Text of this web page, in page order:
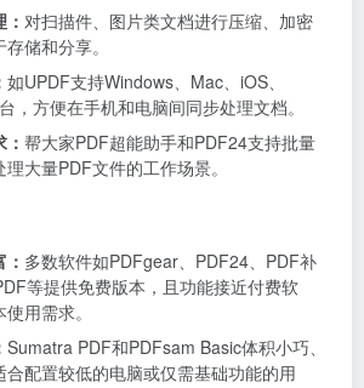
对扫描件、图片类文档进行压缩、加密
储和分享。
如UPDF支持Windows、Mac、iOS、
，方便在手机和电脑间同步处理文档。
帮大家PDF超能助手和PDF24支持批量
大量PDF文件的工作场景。
多数软件如PDFgear、PDF24、PDF补
等提供免费版本，且功能接近付费软
用需求。
Sumatra PDF和PDFsam Basic体积小巧、
合配置较低的电脑或仅需基础功能的用